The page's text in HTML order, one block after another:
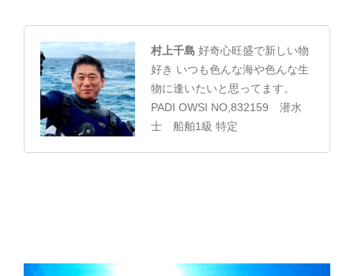
村上千島 好奇心旺盛で新しい物
好き いつも色んな海や色んな生
物に逢いたいと思ってます。
PADI OWSI NO,832159 潜水
士 船舶1級 特定